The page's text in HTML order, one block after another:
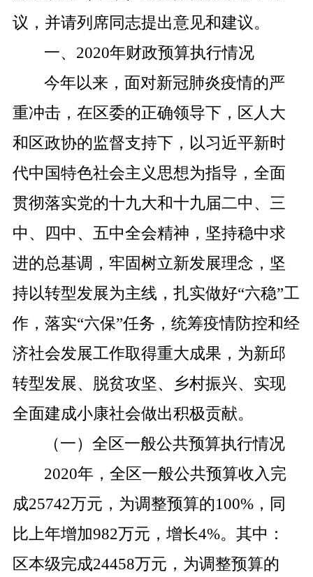
议，并请列席同志提出意见和建议。
一、 2020年财政预算执行情况
今年以来，面对新冠肺炎疫情的严
重冲击，在区委的正确领导下，区人大
和区政协的监督支持下，以习近平新时
代中国特色社会主义思想为指导，全面
贯彻落实党的十九大和十九届二中、三
中、四中、五中全会精神，坚持稳中求
进的总基调，牢固树立新发展理念，坚
持以转型发展为主线，扎实做好“六稳”工
作，落实“六保”任务，统筹疫情防控和经
济社会发展工作取得重大成果，为新邱
转型发展、脱贫攻坚、乡村振兴、实现
全面建成小康社会做出积极贡献。
（一）全区一般公共预算执行情况
2020年，全区一般公共预算收入完
成25742万元，为调整预算的100%，同
比上年增加982万元，增长4%。其中：
区本级完成24458万元，为调整预算的